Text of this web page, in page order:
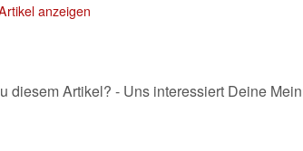
anzeigen
diesem Artikel? - Uns interessiert Deine